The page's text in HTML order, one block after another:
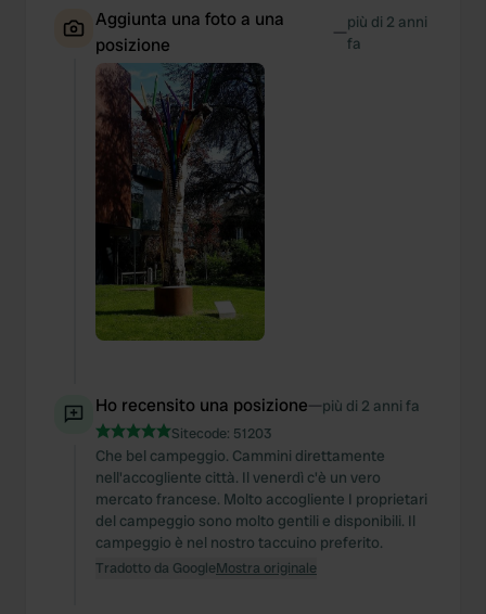
Aggiunta una foto a una
posizione
—più di 2 anni
fa
Ho recensito una posizione—più di 2 anni fa
Sitecode: 51203
Che bel campeggio. Cammini direttamente
nell'accogliente città. Il venerdì c'è un vero
mercato francese. Molto accogliente I proprietari
del campeggio sono molto gentili e disponibili. Il
campeggio è nel nostro taccuino preferito.
Tradotto da GoogleMostra originale